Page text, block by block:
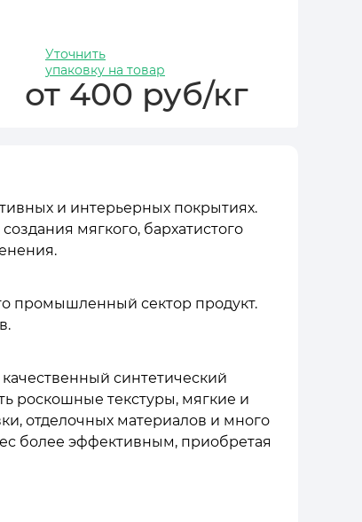
Уточнить
упаковку на товар
от 400 руб/кг
и интерьерных покрытиях.
мягкого, бархатистого
промышленный сектор продукт.
синтетический
роскошные текстуры, мягкие и
отделочных материалов и много
более эффективным, приобретая